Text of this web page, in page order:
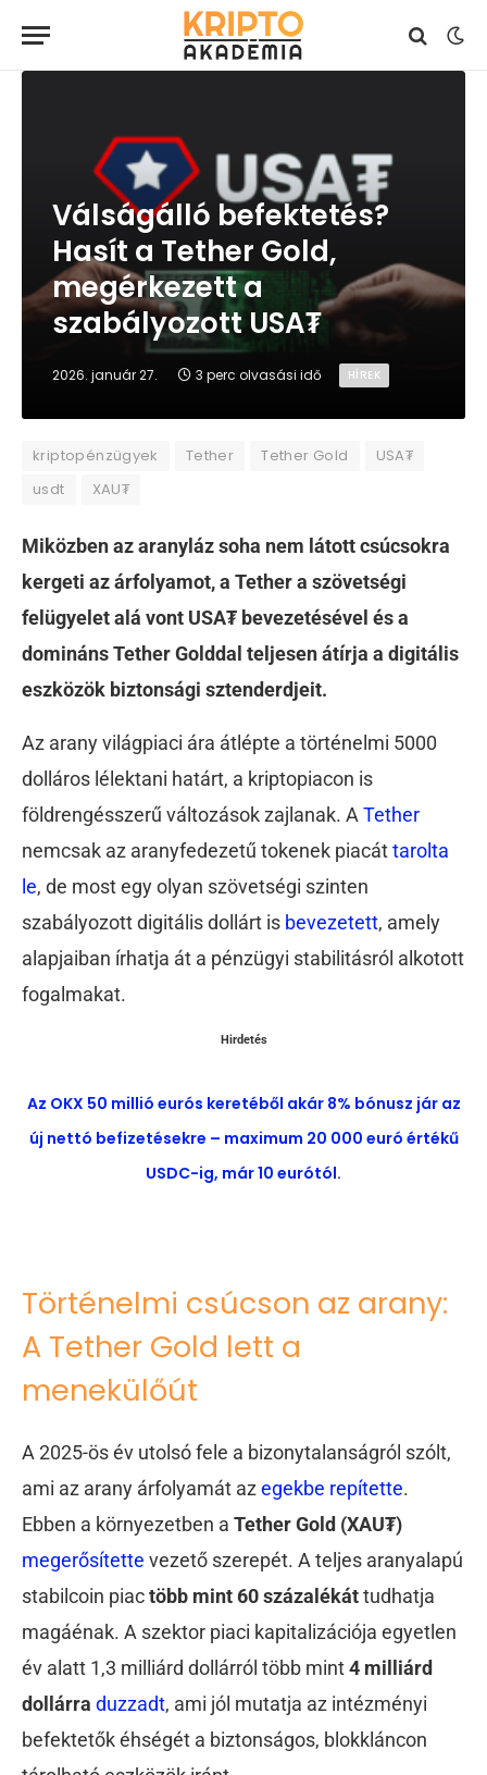
Válságálló befektetés?
Hasít a Tether Gold,
megérkezett a
szabályozott USA₮
2026. január 27. 3 perc olvasási idő HÍREK
kriptopénzügyek Tether Tether Gold
USA₮
usdt
XAU₮
Miközben az aranyláz soha nem látott csúcsokra
kergeti az árfolyamot, a Tether a szövetségi
felügyelet alá vont USA₮ bevezetésével és a
domináns Tether Golddal teljesen átírja a digitális
eszközök biztonsági sztenderdjeit.
Az arany világpiaci ára átlépte a történelmi 5000
dolláros lélektani határt, a kriptopiacon is
földrengésszerű változások zajlanak. A Tether
nemcsak az aranyfedezetű tokenek piacáttarolta
le, de most egy olyan szövetségi szinten
szabályozott digitális dollárt is bevezetett, amely
alapjaiban írhatja át a pénzügyi stabilitásról alkotott
fogalmakat.
Hirdetés
Az OKX 50 millió eurós keretéből akár 8% bónusz jár az
új nettó befizetésekre – maximum 20 000 euró értékű
USDC-ig, már 10 eurótól.
Történelmi csúcson az arany:
A Tether Gold lett a
menekülőút
A 2025-ös év utolsó fele a bizonytalanságról szólt,
ami az arany árfolyamát az egekbe repítette.
Ebben a környezetben a Tether Gold (XAU₮)
megerősítette vezető szerepét. A teljes aranyalapú
stabilcoin piactöbb mint 60 százalékáttudhatja
magáénak. A szektor piaci kapitalizációja egyetlen
év alatt 1,3 milliárd dollárról több mint4 milliárd
dollárra duzzadt, ami jól mutatja az intézményi
befektetők éhségét a biztonságos, blokkláncon